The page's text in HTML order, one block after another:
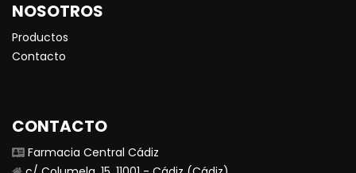
NOSOTROS
Productos
Contacto
CONTACTO
Farmacia Central Cádiz